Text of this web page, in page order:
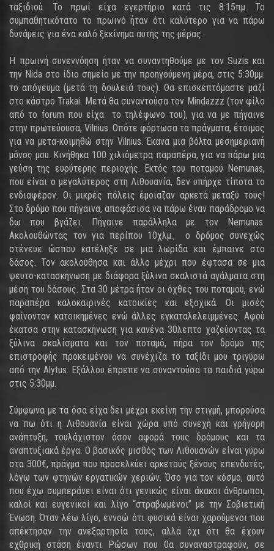
ταξιδιού. Το πρωί είχα εγερτήριο κατά τις 8:15πμ. Το
συμπαθητικότατο το πρωινό ήταν ότι καλύτερο για να πάρω
δυνάμεις για ένα καλό ξεκίνημα αυτής της μέρας.
Η πρωινή συνεννόηση ήταν να συναντηθούμε με τον Suzis και
την Nida στο ίδιο σημείο με την προηγούμενη μέρα, στις 5:30μμ.
το απόγευμα (μετά τη δουλειά τους). Θα επισκεπτόμαστε μαζί
στο κάστρο Trakai. Μετά θα συναντούσα τον Mindazzz (τον φίλο
από το forum που είχα το τηλέφωνο του), για να με πήγαινε
στην πρωτεύουσα, Vilnius. Οπότε φόρτωσα τα πράγματα, έτοιμος
για να μετα-κοιμηθώ στην Vilnius. Έκανα μια βόλτα μεσημεριανή
μόνος μου. Κινήθηκα 100 χιλιόμετρα παραπέρα, για να πάρω μια
γεύση της ευρύτερης περιοχής. Εκτός του ποταμού Nemunas,
που είναι ο μεγαλύτερος στη Λιθουανία, δεν υπήρχε τίποτα το
ενδιαφέρον. Οι μικρές πόλεις έμοιαζαν αρκετά μεταξύ τους!
Στο δρόμο που πήγαινα, αποφάσισα να πάρω έναν παράδρομο να
δω που βγάζει. Πήγαινε παράλληλα με τον Nemunas.
Ακολουθώντας τον για περίπου 10χλμ., ο δρόμος συνεχώς
στένευε ώσπου κατέληξε σε μια λωρίδα και έμπαινε στο
δάσος. Τον ακολούθησα και άλλο μέχρι που έφτασα σε μια
ψευτο-κατασκήνωση με διάφορα ξύλινα σκαλιστά αγάλματα στη
μέση του δάσους. Στα 30 μέτρα ήταν οι όχθες του ποταμού, ενώ
παραπέρα καλοκαιρινές κατοικίες και εξοχικά. Οι μισές
φαίνονταν κατοικημένες ενώ άλλες εγκαταλελειμμένες. Αφού
έκατσα στην κατασκήνωση για κανένα 30λεπτο χαζεύοντας τα
ξύλινα σκαλίσματα και τον ποταμό, πήρα τον δρόμο της
επιστροφής προκειμένου να συνέχιζα το ταξίδι μου τριγύρω
από την Alytus. Εξάλλου έπρεπε να συναντούσα τα παιδιά γύρω
στις 5:30μμ.
Σύμφωνα με τα όσα είχα δει μέχρι εκείνη την στιγμή, μπορούσα
να πω ότι η Λιθουανία είναι χώρα υπό συνεχή και γρήγορη
ανάπτυξη, τουλάχιστον όσον αφορά τους δρόμους και τα
αναπτυξιακά έργα. Ο βασικός μισθός των Λιθουανών είναι γύρω
στα 300€, πράγμα που προσελκύει αρκετούς ξένους επενδυτές,
λόγω των φτηνών εργατικών χεριών. Όσο για τον κόσμο, αυτό
που έχω συμπεράνει είναι ότι γενικώς είναι άκακοι άνθρωποι,
καλοί και ευγενικοί και λίγο “στραβωμένοι” με την Σοβιετική
Ένωση. Όταν λέω λίγο, εννοώ ότι φυσικά είναι χαρούμενοι που
απέκτησαν την ανεξαρτησία τους, αλλά όχι ότι θα έχουν
εχθρική στάση έναντι Ρώσων που θα συναναστραφούν, σε